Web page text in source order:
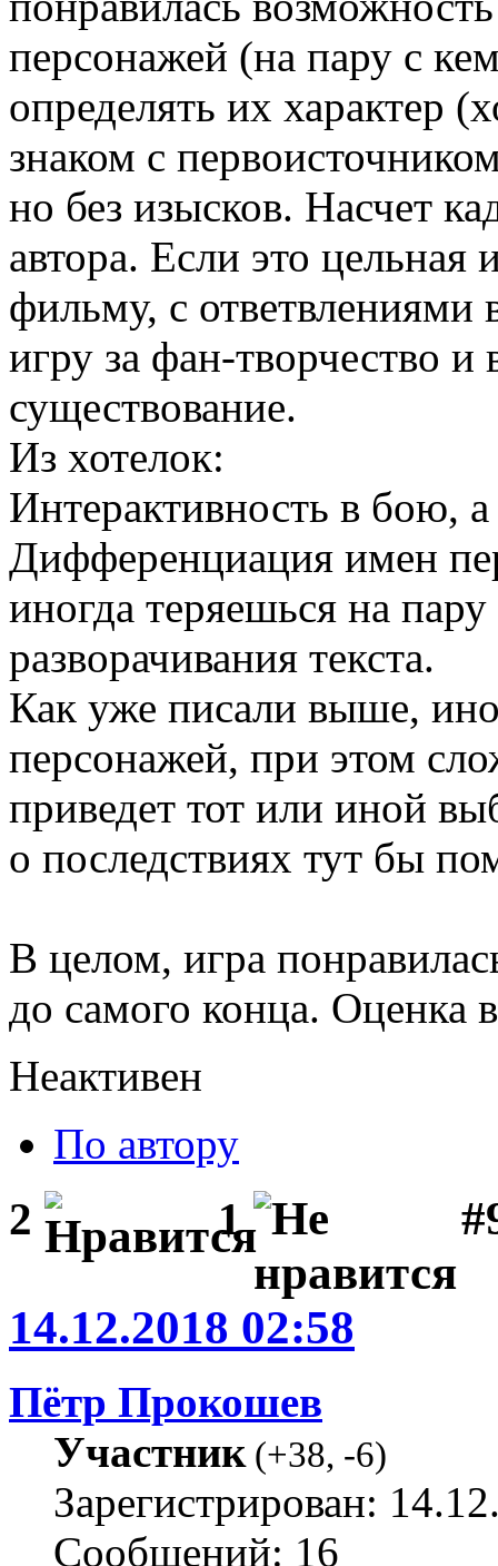
персонажей (на пару с
определять их характер
знаком с
но без изысков. Насчет
автора. Если это цельная
фильму, с
игру за фан-творчество
существование.
Из хотелок:
Интерактивность в бою,
Дифференциация имен
иногда теряешься на пару
разворачивания текста.
Как уже писали выше,
персонажей, при этом
приведет тот или иной
о последствиях тут бы
В целом, игра
до самого конца. Оценка
Неактивен
По автору
2 1
14.12.2018 02:58
Пётр Прокошев
Участник(+38, -6)
Зарегистрирован:
Сообщений: 16